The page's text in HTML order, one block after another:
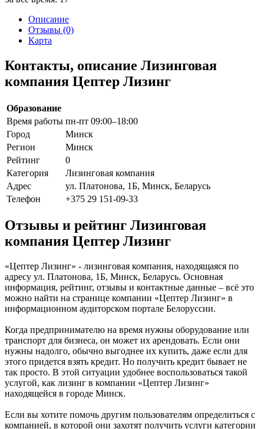
Описание
Отзывы (0)
Карта
Контакты, описание Лизинговая
компания Цептер Лизинг
Образование
Время работы пн-пт 09:00–18:00
Город
Минск
Регион
Минск
Рейтинг
0
Категория
Лизинговая компания
Адрес
ул. Платонова, 1Б, Минск, Беларусь
Телефон
+375 29 151-09-33
Отзывы и рейтинг Лизинговая
компания Цептер Лизинг
«Цептер Лизинг» - лизинговая компания, находящаяся по
адресу ул. Платонова, 1Б, Минск, Беларусь. Основная
информация, рейтинг, отзывы и контактные данные – всё это
можно найти на странице компании «Цептер Лизинг» в
информационном аудиторском портале Белоруссии.
Когда предпринимателю на время нужны оборудование или
транспорт для бизнеса, он может их арендовать. Если они
нужны надолго, обычно выгоднее их купить, даже если для
этого придется взять кредит. Но получить кредит бывает не
так просто. В этой ситуации удобнее воспользоваться такой
услугой, как лизинг в компании «Цептер Лизинг»
находящейся в городе Минск.
Если вы хотите помочь другим пользователям определиться с
компанией, в которой они захотят получить услуги категории